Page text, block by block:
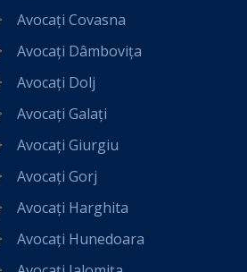
Avocați Covasna
Avocați Dâmbovița
Avocați Dolj
Avocați Galați
Avocați Giurgiu
Avocați Gorj
Avocați Harghita
Avocați Hunedoara